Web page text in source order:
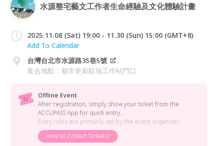
水源整宅藝文工作者生命經驗及文化體驗計畫
2025.11.08 (Sat) 19:00 - 11.30 (Sun) 15:00 (GMT+8)
Add To Calendar
台灣台北市水源路35巷5號
集合地點：都市更新駐地工作站門口
Offline Event
After registration, simply show your ticket from the
ACCUPASS App for quick entry.
Entry rules are primarily set by the event organizer.
How to Collect Tickets?